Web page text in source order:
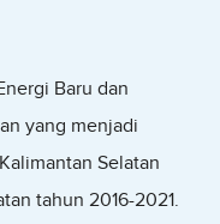
Baru dan
yang menjadi
Selatan
tahun 2016-2021.